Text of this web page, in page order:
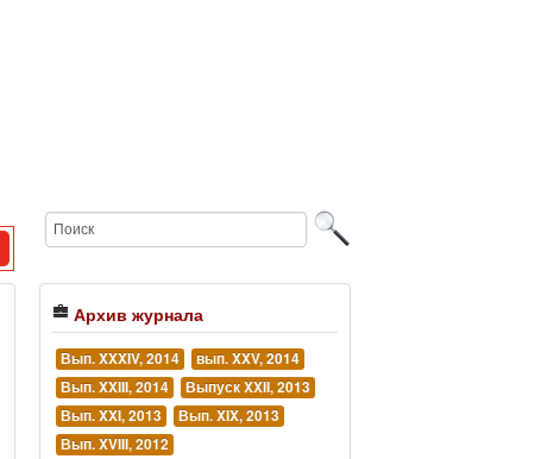
Архив журнала
Вып. XXXIV, 2014
вып. XXV, 2014
Вып. XXIII, 2014
Выпуск XXII, 2013
Вып. XXI, 2013
Вып. XIX, 2013
Вып. XVIII, 2012